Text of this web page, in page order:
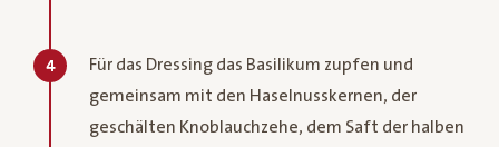
4
Für das Dressing das Basilikum zupfen und
gemeinsam mit den Haselnusskernen, der
geschälten Knoblauchzehe, dem Saft der halben